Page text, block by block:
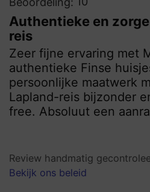
Authentieke en
reis
Zeer fijne ervaring met
authentieke Finse
persoonlijke maatwerk
Lapland-reis bijzonder
free. Absoluut een
Review handmatig
Bekijk ons beleid